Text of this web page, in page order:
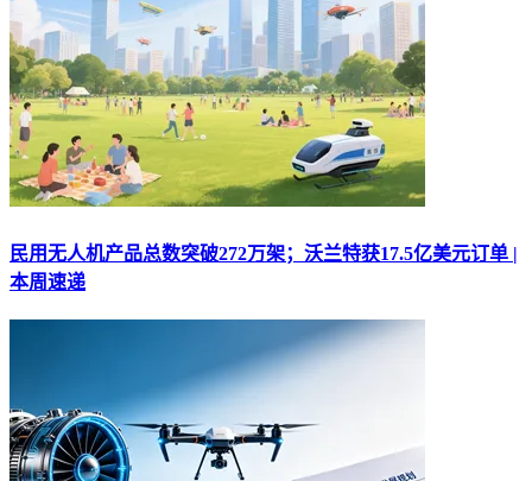
民用无人机产品总数突破272万架；沃兰特获17.5亿美元订单 |
本周速递